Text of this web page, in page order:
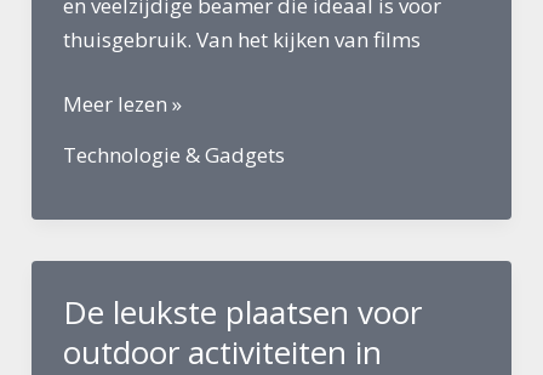
thuisgebruik. Van het kijken van films
Beamer
voor
Samsung
Freestyle
Meer lezen »
Technologie & Gadgets
De leukste plaatsen voor
outdoor activiteiten in